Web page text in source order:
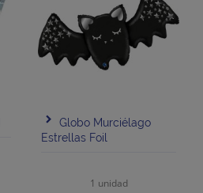
Globo Murciélago
Estrellas Foil
1 unidad